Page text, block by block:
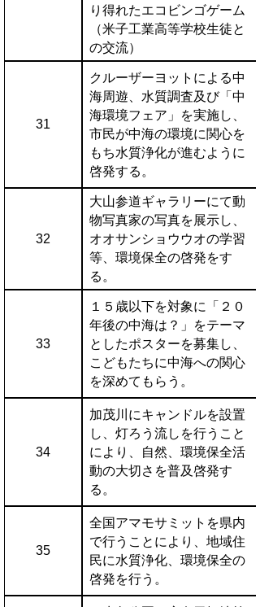
り得れたエコビンゴゲーム
（米子工業高等学校生徒と
の交流）
31
クルーザーヨットによる中
海周遊、水質調査及び「中
海環境フェア」を実施し、
市民が中海の環境に関心を
もち水質浄化が進むように
啓発する。
32
大山参道ギャラリーにて動
物写真家の写真を展示し、
オオサンショウウオの学習
等、環境保全の啓発をす
る。
33
１５歳以下を対象に「２０
年後の中海は？」をテーマ
としたポスターを募集し、
こどもたちに中海への関心
を深めてもらう。
34
加茂川にキャンドルを設置
し、灯ろう流しを行うこと
により、自然、環境保全活
動の大切さを普及啓発す
る。
35
全国アマモサミットを県内
で行うことにより、地域住
民に水質浄化、環境保全の
啓発を行う。